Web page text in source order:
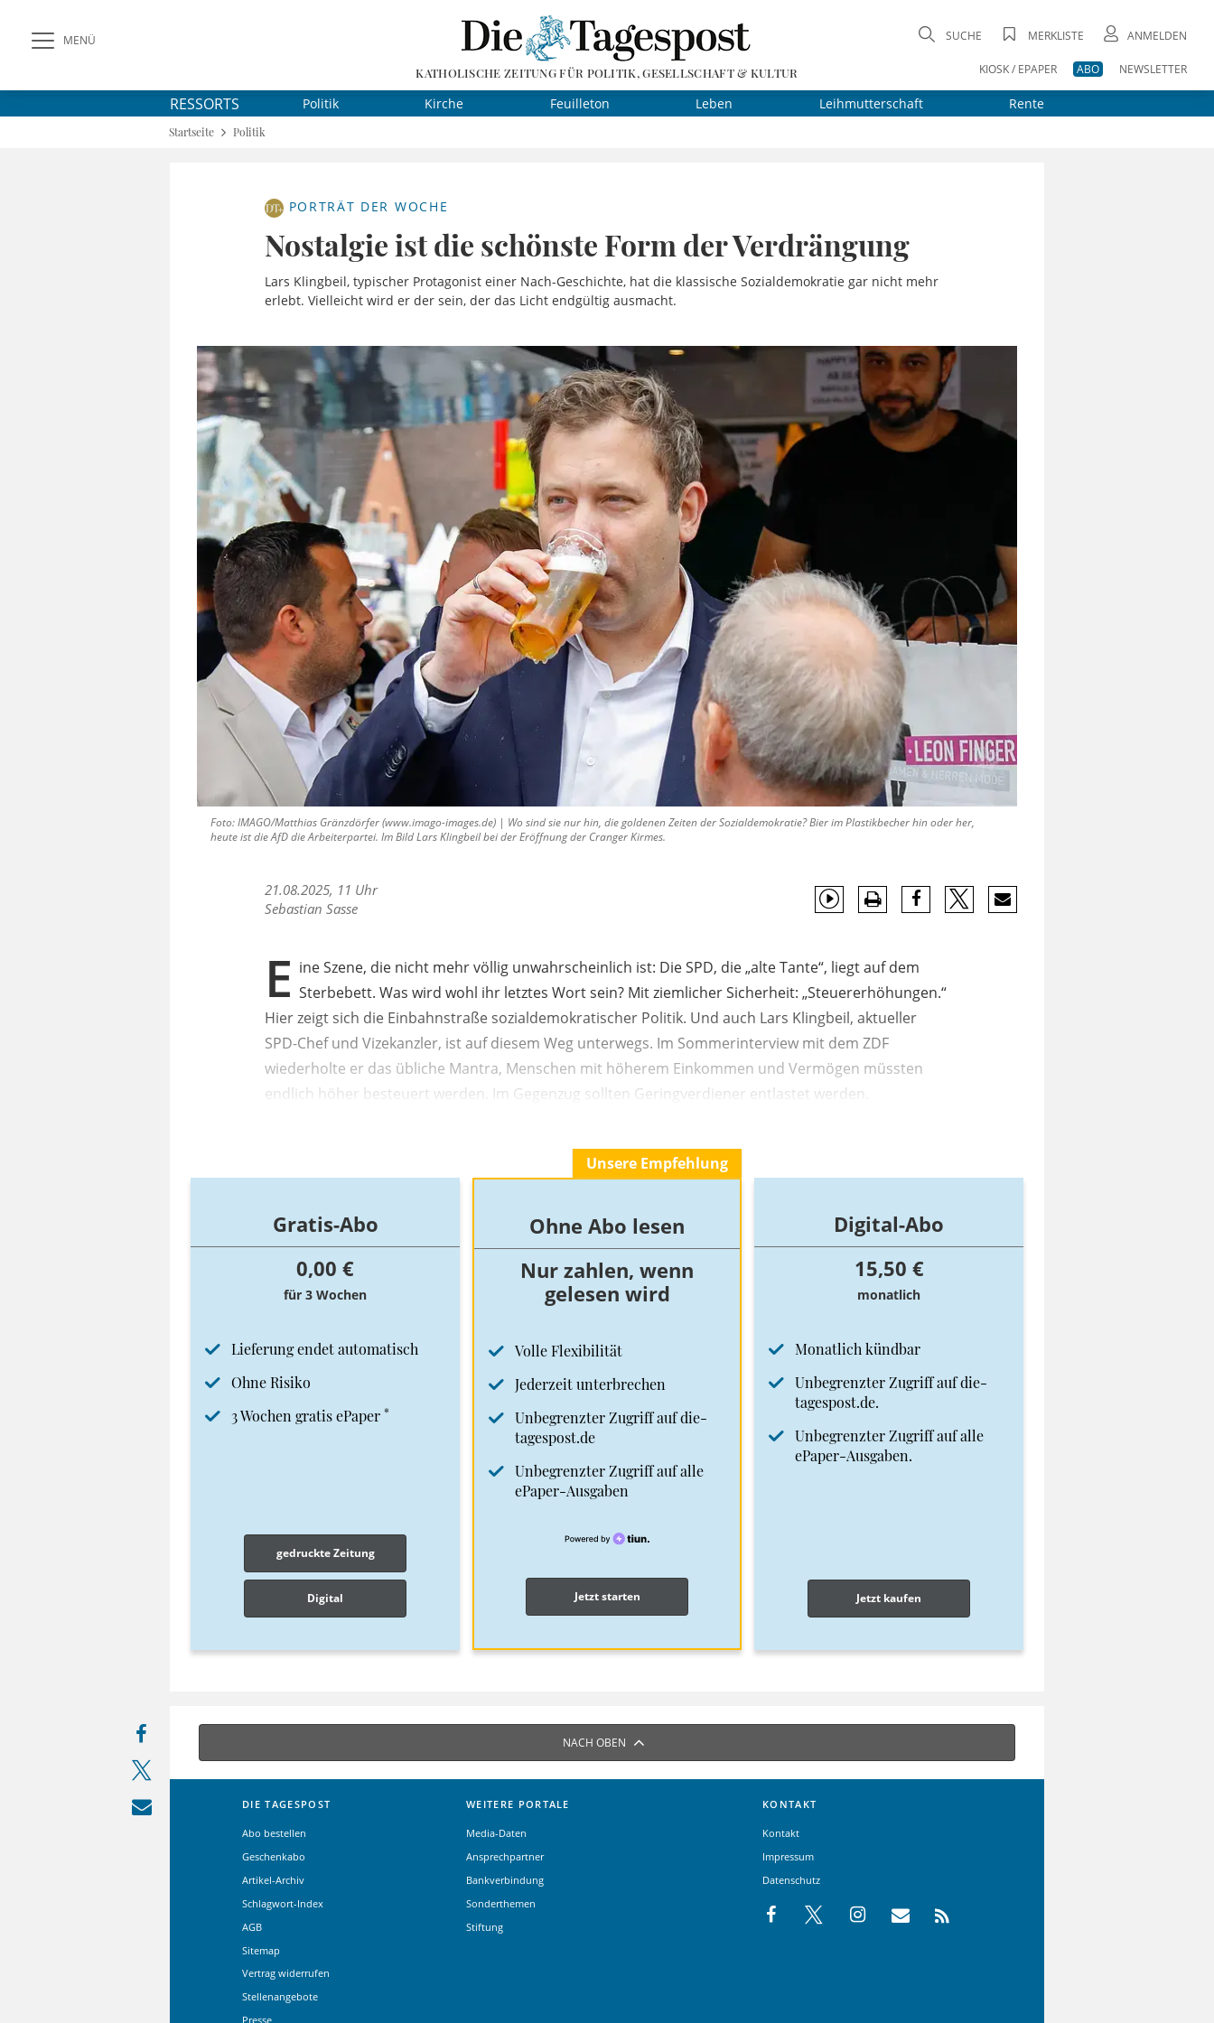
MENÜ
KATHOLISCHE ZEITUNG FÜR POLITIK, GESELLSCHAFT & KULTUR
SUCHE MERKLISTE ANMELDEN
KIOSK / EPAPER ABO NEWSLETTER
RESSORTS Politik Kirche Feuilleton Leben Leihmutterschaft Rente
Startseite Politik
PORTRÄT DER WOCHE
Nostalgie ist die schönste Form der Verdrängung
Lars Klingbeil, typischer Protagonist einer Nach-Geschichte, hat die klassische Sozialdemokratie gar nicht mehr
erlebt. Vielleicht wird er der sein, der das Licht endgültig ausmacht.
Foto: IMAGO/Matthias Gränzdörfer (www.imago-images.de) | Wo sind sie nur hin, die goldenen Zeiten der Sozialdemokratie? Bier im Plastikbecher hin oder her,
heute ist die AfD die Arbeiterpartei. Im Bild Lars Klingbeil bei der Eröffnung der Cranger Kirmes.
21.08.2025, 11 Uhr
Sebastian Sasse
E ine Szene, die nicht mehr völlig unwahrscheinlich ist: Die SPD, die „alte Tante“, liegt auf dem
Sterbebett. Was wird wohl ihr letztes Wort sein? Mit ziemlicher Sicherheit: „Steuererhöhungen.“
Hier zeigt sich die Einbahnstraße sozialdemokratischer Politik. Und auch Lars Klingbeil, aktueller
SPD-Chef und Vizekanzler, ist auf diesem Weg unterwegs. Im Sommerinterview mit dem ZDF
wiederholte er das übliche Mantra, Menschen mit höherem Einkommen und Vermögen müssten
endlich höher besteuert werden. Im Gegenzug sollten Geringverdiener entlastet werden.
Gratis-Abo
0,00 €
für 3 Wochen
Lieferung endet automatisch
Ohne Risiko
3 Wochen gratis ePaper *
gedruckte Zeitung
Digital
Unsere Empfehlung
Ohne Abo lesen
Nur zahlen, wenn
gelesen wird
Volle Flexibilität
Jederzeit unterbrechen
Unbegrenzter Zugriff auf die-
tagespost.de
Unbegrenzter Zugriff auf alle
ePaper-Ausgaben
Jetzt starten
Digital-Abo
15,50 €
monatlich
Monatlich kündbar
Unbegrenzter Zugriff auf die-
tagespost.de.
Unbegrenzter Zugriff auf alle
ePaper-Ausgaben.
Jetzt kaufen
NACH OBEN
DIE TAGESPOST
Abo bestellen
Geschenkabo
Artikel-Archiv
Schlagwort-Index
AGB
Sitemap
Vertrag widerrufen
Stellenangebote
Presse
WEITERE PORTALE
Media-Daten
Ansprechpartner
Bankverbindung
Sonderthemen
Stiftung
KONTAKT
Kontakt
Impressum
Datenschutz